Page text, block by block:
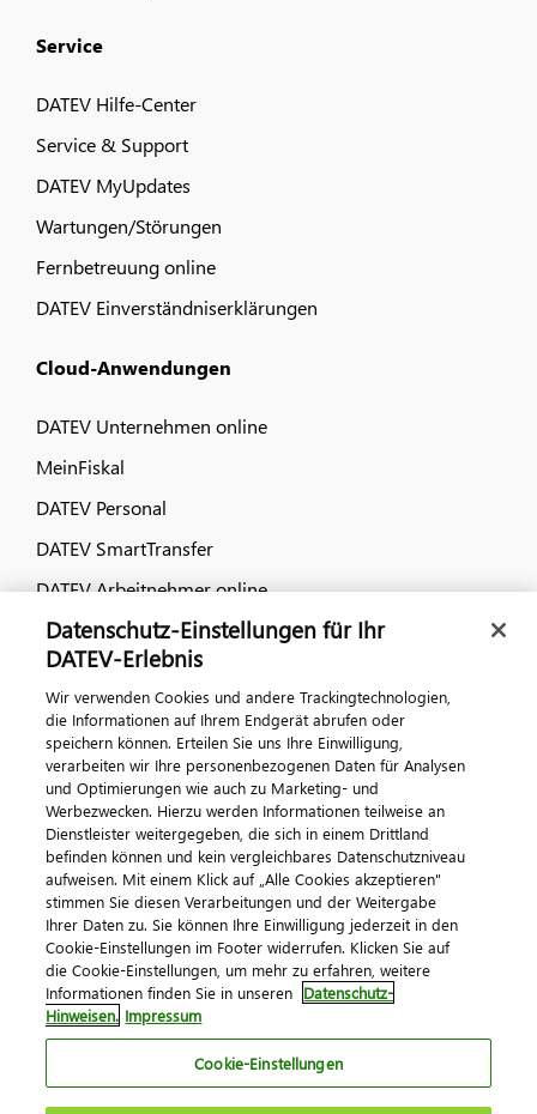
Service
DATEV Hilfe-Center
Service & Support
DATEV MyUpdates
Wartungen/Störungen
Fernbetreuung online
DATEV Einverständniserklärungen
Cloud-Anwendungen
DATEV Unternehmen online
MeinFiskal
DATEV Personal
DATEV SmartTransfer
DATEV Arbeitnehmer online
Dialog & Medien
Veranstaltungen
DATEV magazin
DATEV-Community
DATEV-Newsletter
Kontaktieren Sie uns
Datenschutz-Einstellungen für Ihr
DATEV-Erlebnis
Wir verwenden Cookies und andere Trackingtechnologien,
die Informationen auf Ihrem Endgerät abrufen oder
speichern können. Erteilen Sie uns Ihre Einwilligung,
verarbeiten wir Ihre personenbezogenen Daten für Analysen
und Optimierungen wie auch zu Marketing- und
Werbezwecken. Hierzu werden Informationen teilweise an
Dienstleister weitergegeben, die sich in einem Drittland
befinden können und kein vergleichbares Datenschutzniveau
aufweisen. Mit einem Klick auf „Alle Cookies akzeptieren"
stimmen Sie diesen Verarbeitungen und der Weitergabe
Ihrer Daten zu. Sie können Ihre Einwilligung jederzeit in den
Cookie-Einstellungen im Footer widerrufen. Klicken Sie auf
die Cookie-Einstellungen, um mehr zu erfahren, weitere
Informationen finden Sie in unseren Datenschutz-
Hinweisen. Impressum
Cookie-Einstellungen